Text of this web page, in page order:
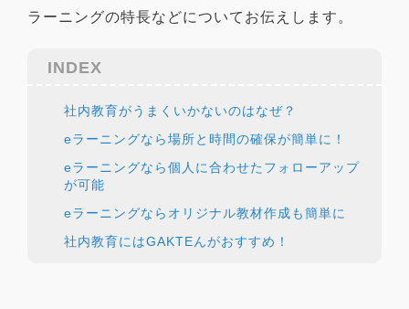
ラーニングの特長などについてお伝えします。
INDEX
社内教育がうまくいかないのはなぜ？
eラーニングなら場所と時間の確保が簡単に！
eラーニングなら個人に合わせたフォローアップ
が可能
eラーニングならオリジナル教材作成も簡単に
社内教育にはGAKTEんがおすすめ！